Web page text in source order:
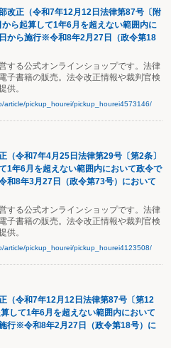
改正（令和7年12月12日法律第87号〔附
ら起算して1年6月を超えない範囲内に
から施行※令和8年2月27日（政令第18
する公式オンラインショップです。法律
子書籍の販売。法令改正情報や裁判官検
供。
article/pickup_hourei/pickup_hourei4573146/
（令和7年4月25日法律第29号〔第2条〕
1年6月を超えない範囲内において政令で
和8年3月27日（政令第73号）において
する公式オンラインショップです。法律
子書籍の販売。法令改正情報や裁判官検
供。
article/pickup_hourei/pickup_hourei4123508/
（令和7年12月12日法律第87号〔第12
して1年6月を超えない範囲内において
行※令和8年2月27日（政令第18号）に